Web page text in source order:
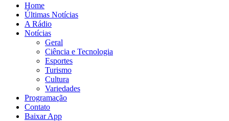
Home
Últimas Notícias
A Rádio
Notícias
Geral
Ciência e Tecnologia
Esportes
Turismo
Cultura
Variedades
Programação
Contato
Baixar App